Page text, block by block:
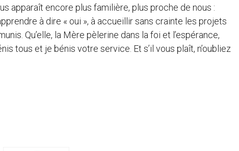
apparaît encore plus familière, plus proche de nous :
à dire « oui », à accueillir sans crainte les projets
Qu’elle, la Mère pèlerine dans la foi et l’espérance,
tous et je bénis votre service. Et s’il vous plaît, n’oubliez